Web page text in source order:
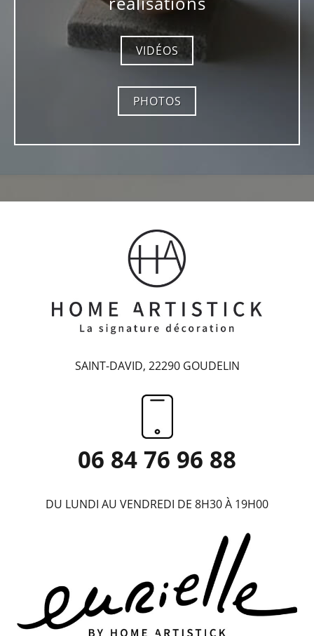
VIDÉOS
PHOTOS
SAINT-DAVID, 22290 GOUDELIN
06 84 76 96 88
DU LUNDI AU VENDREDI DE 8H30 À 19H00